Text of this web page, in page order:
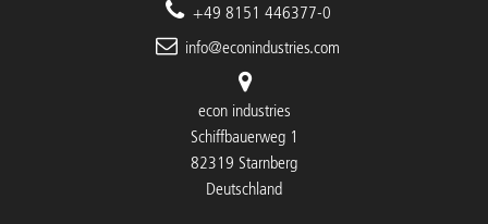
+49 8151 446377-0
info@econindustries.com
econ industries
Schiffbauerweg 1
82319 Starnberg
Deutschland